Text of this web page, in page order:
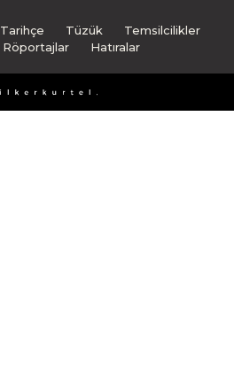
Tarihçe Tüzük
Temsilcilikler
Röportajlar Hatıralar